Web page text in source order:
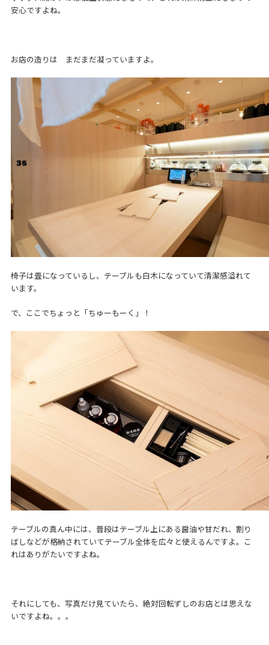
安心ですよね。
お店の造りは まだまだ凝っていますよ。
椅子は畳になっているし、テーブルも白木になっていて清潔感溢れて
います。
で、ここでちょっと「ちゅーもーく」！
テーブルの真ん中には、普段はテーブル上にある醤油や甘だれ、割り
ばしなどが格納されていてテーブル全体を広々と使えるんですよ。こ
れはありがたいですよね。
それにしても、写真だけ見ていたら、絶対回転ずしのお店とは思えな
いですよね。。。